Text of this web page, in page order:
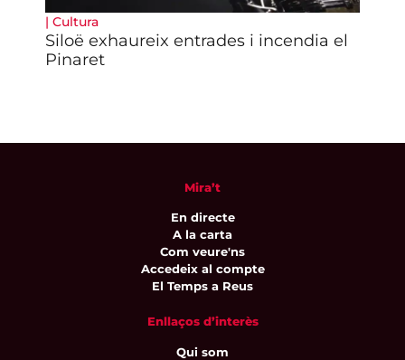
| Cultura
Siloë exhaureix entrades i incendia el
Pinaret
Mira’t
En directe
A la carta
Com veure'ns
Accedeix al compte
El Temps a Reus
Enllaços d’interès
Qui som